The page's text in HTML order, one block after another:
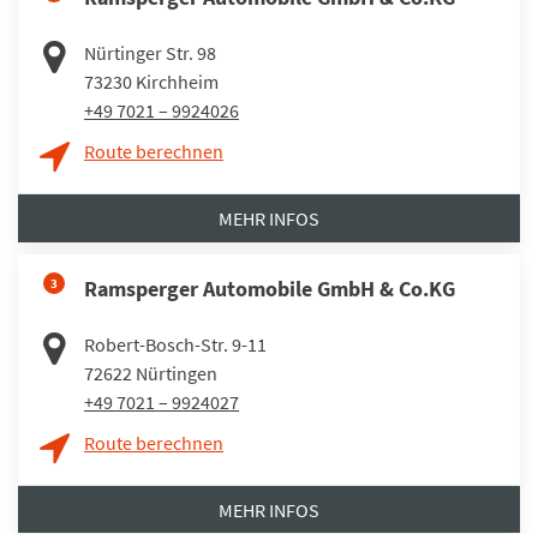
Nürtinger Str. 98
73230 Kirchheim
+49 7021 – 9924026
Route berechnen
MEHR INFOS
3 Ramsperger Automobile GmbH & Co.KG
Robert-Bosch-Str. 9-11
72622 Nürtingen
+49 7021 – 9924027
Route berechnen
MEHR INFOS